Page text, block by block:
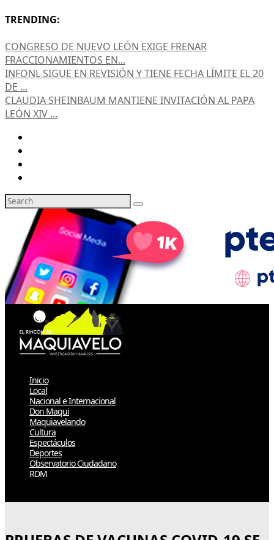
TRENDING:
CONGRESO DE NUEVO LEÓN EXIGE FRENAR
FRACCIONAMIENTOS EN...
INFONL SIGUE EN REVISIÓN Y TIENE FECHA LÍMITE EL 20
DE ...
CLAUDIA SHEINBAUM MANTIENE INVITACIÓN AL PAPA
LEÓN XIV ...
Inicio
Local
Nacional e Internacional
Don Maqui
Maquiavelando
Cultura
Espectáculos
Deportes
Observatorio Ciudadano
RDM